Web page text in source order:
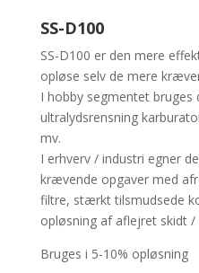
SS-D100
SS-D100 er den mere
opløse selv de mere
I hobby segmentet bruges
ultralydsrensning
mv.
I erhverv / industri egner
krævende opgaver med
filtre, stærkt tilsmudsede
opløsning af aflejret skidt /
Bruges i 5-10% opløsning